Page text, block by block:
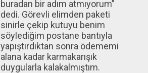
buradan bir adım atmıyorum”
dedi. Görevli elimden paketi
sinirle çekip kutuyu benim
söylediğim postane bantıyla
yapıştırdıktan sonra ödememi
alana kadar karmakarışık
duygularla kalakalmıştım.